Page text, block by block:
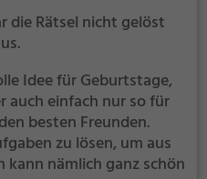
die Rätsel nicht gelöst
Idee für Geburtstage,
auch einfach nur so für
besten Freunden.
zu lösen, um aus
kann nämlich ganz schön